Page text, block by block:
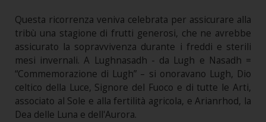
Questa ricorrenza veniva celebrata per assicurare alla
tribù una stagione di frutti generosi, che ne avrebbe
assicurato la sopravvivenza durante i freddi e sterili
mesi invernali. A Lughnasadh - da Lugh e Nasadh =
“Commemorazione di Lugh” – si onoravano Lugh, Dio
celtico della Luce, Signore del Fuoco e di tutte le Arti,
associato al Sole e alla fertilità agricola, e Arianrhod, la
Dea delle Luna e dell'Aurora.